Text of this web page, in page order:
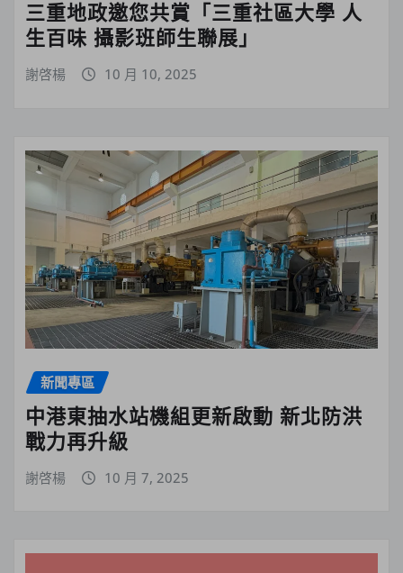
三重地政邀您共賞「三重社區大學 人
生百味 攝影班師生聯展」
謝啓楊 10 月 10, 2025
新聞專區
中港東抽水站機組更新啟動 新北防洪
戰力再升級
謝啓楊 10 月 7, 2025